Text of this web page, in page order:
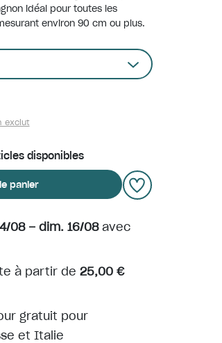
idéal pour toutes les
environ 90 cm ou plus.
exclut
disponibles
panier
08 – dim. 16/08avec
à partir de 25,00 €
gratuit pour
et Italie